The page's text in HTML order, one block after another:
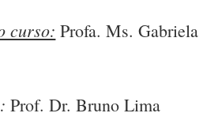
curso: Profa. Ms. Gabriela
Prof. Dr. Bruno Lima